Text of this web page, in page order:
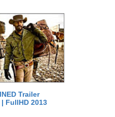
Trailer
FullHD 2013